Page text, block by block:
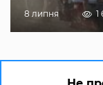
8 липня 1